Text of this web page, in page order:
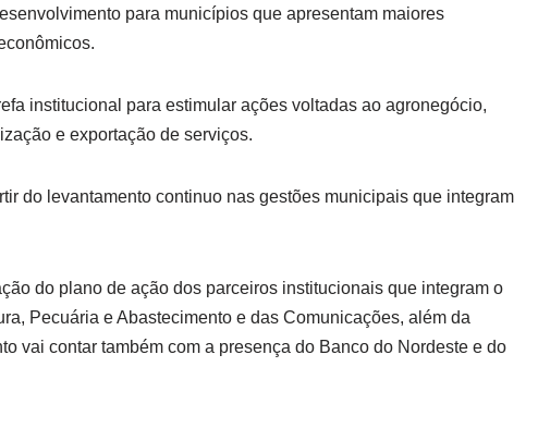
para municípios que apresentam maiores
institucional para estimular ações voltadas ao agronegócio,
e exportação de serviços.
do levantamento continuo nas gestões municipais que integram
do plano de ação dos parceiros institucionais que integram o
Pecuária e Abastecimento e das Comunicações, além da
vai contar também com a presença do Banco do Nordeste e do